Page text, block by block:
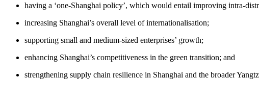
having a ‘one-Shanghai policy’, which would entail improving intra-
increasing Shanghai’s overall level of internationalisation;
supporting small and medium-sized enterprises’ growth;
enhancing Shanghai’s competitiveness in the green transition; and
strengthening supply chain resilience in Shanghai and the broader